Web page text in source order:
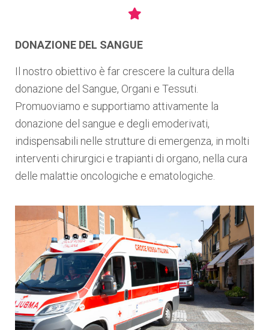
DONAZIONE DEL SANGUE
Il nostro obiettivo è far crescere la cultura della
donazione del Sangue, Organi e Tessuti.
Promuoviamo e supportiamo attivamente la
donazione del sangue e degli emoderivati,
indispensabili nelle strutture di emergenza, in molti
interventi chirurgici e trapianti di organo, nella cura
delle malattie oncologiche e ematologiche.